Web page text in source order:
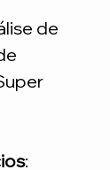
de
: